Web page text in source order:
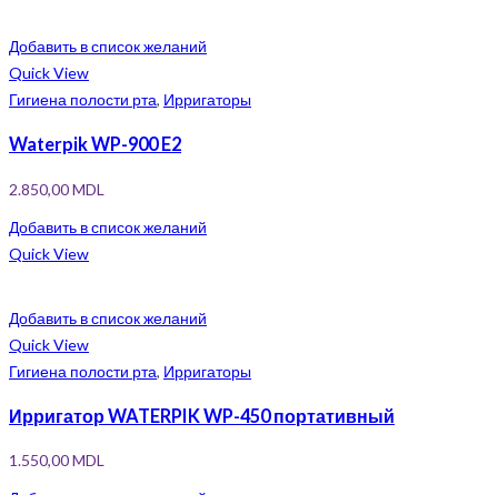
Добавить в список желаний
Quick View
Гигиена полости рта, Ирригаторы
Waterpik WP-900 E2
2.850,00MDL
Добавить в список желаний
Quick View
Добавить в список желаний
Quick View
Гигиена полости рта, Ирригаторы
Ирригатор WATERPIK WP-450 портативный
1.550,00MDL